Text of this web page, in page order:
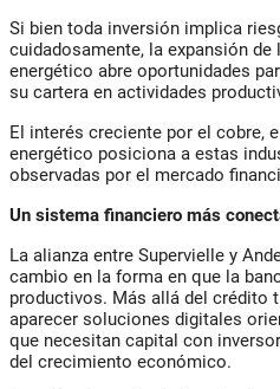
Si bien toda inversión implica
cuidadosamente, la expansión
energético abre oportunidades
su cartera en actividades
El interés creciente por el cobre,
energético posiciona a estas
observadas por el mercado
Un sistema financiero más
La alianza entre Supervielle y
cambio en la forma en que la
productivos. Más allá del crédito
aparecer soluciones digitales
que necesitan capital con
del crecimiento económico.